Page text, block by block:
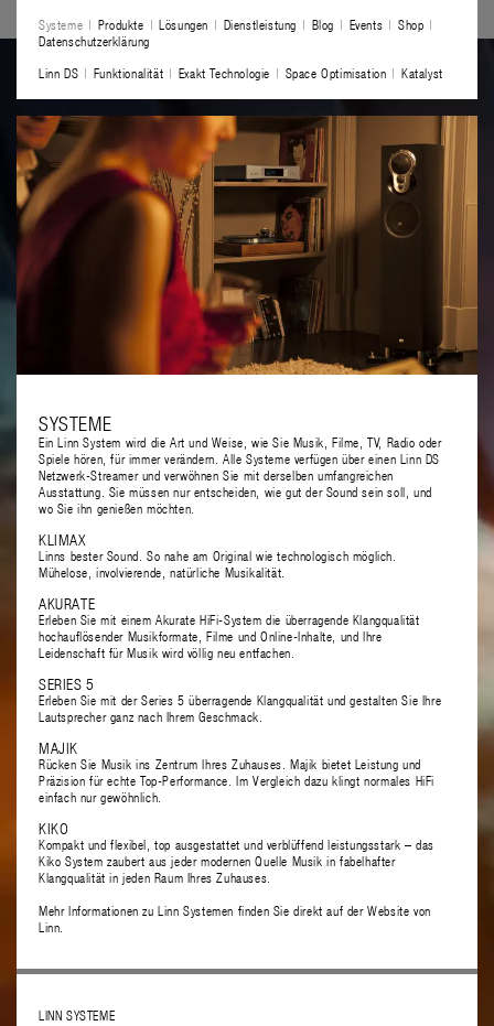
Systeme Produkte Lösungen Dienstleistung Blog Events
Shop
Datenschutzerklärung
Linn DS
Funktionalität Exakt Technologie Space Optimisation Katalyst
SYSTEME
Ein Linn System wird die Art und Weise, wie Sie Musik, Filme, TV, Radio oder
Spiele hören, für immer verändern. Alle Systeme verfügen über einen Linn DS
Netzwerk-Streamer und verwöhnen Sie mit derselben umfangreichen
Ausstattung. Sie müssen nur entscheiden, wie gut der Sound sein soll, und
wo Sie ihn genießen möchten.
KLIMAX
Linns bester Sound. So nahe am Original wie technologisch möglich.
Mühelose, involvierende, natürliche Musikalität.
AKURATE
Erleben Sie mit einem Akurate HiFi-System die überragende Klangqualität
hochauflösender Musikformate, Filme und Online-Inhalte, und Ihre
Leidenschaft für Musik wird völlig neu entfachen.
SERIES 5
Erleben Sie mit der Series 5 überragende Klangqualität und gestalten Sie Ihre
Lautsprecher ganz nach Ihrem Geschmack.
MAJIK
Rücken Sie Musik ins Zentrum Ihres Zuhauses. Majik bietet Leistung und
Präzision für echte Top-Performance. Im Vergleich dazu klingt normales HiFi
einfach nur gewöhnlich.
KIKO
Kompakt und flexibel, top ausgestattet und verblüffend leistungsstark – das
Kiko System zaubert aus jeder modernen Quelle Musik in fabelhafter
Klangqualität in jeden Raum Ihres Zuhauses.
Mehr Informationen zu Linn Systemen finden Sie direkt auf derWebsite von
Linn
LINN SYSTEME